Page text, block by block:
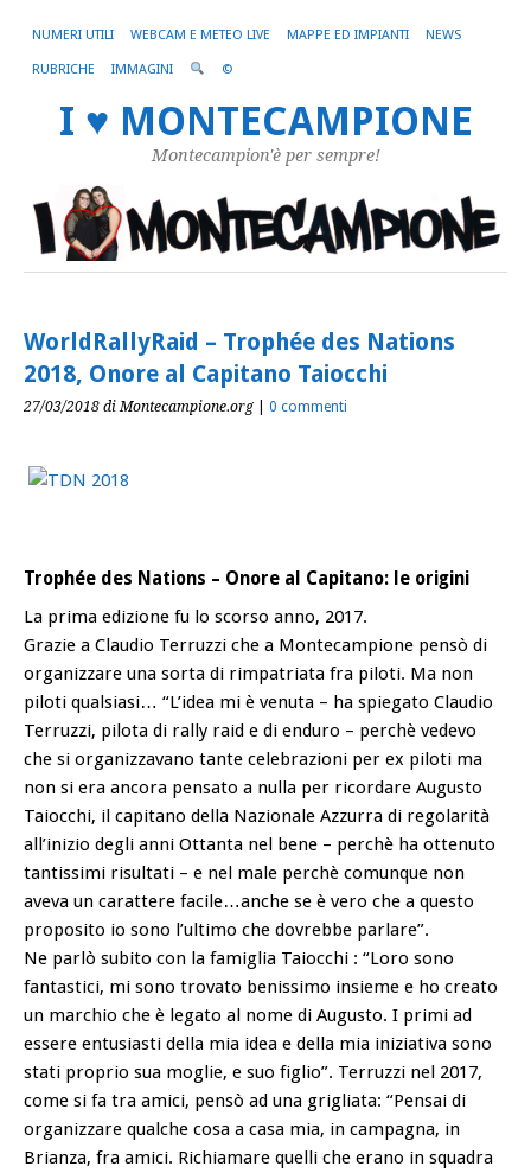
NUMERI UTILI WEBCAM E METEO LIVE MAPPE ED IMPIANTI NEWS
RUBRICHE IMMAGINI ©
I ♥ MONTECAMPIONE
Montecampion'è per sempre!
WorldRallyRaid – Trophée des Nations
2018, Onore al Capitano Taiocchi
27/03/2018 di Montecampione.org| 0 commenti
Trophée des Nations – Onore al Capitano: le origini
La prima edizione fu lo scorso anno, 2017.
Grazie a Claudio Terruzzi che a Montecampione pensò di
organizzare una sorta di rimpatriata fra piloti. Ma non
piloti qualsiasi… “L’idea mi è venuta – ha spiegato Claudio
Terruzzi, pilota di rally raid e di enduro – perchè vedevo
che si organizzavano tante celebrazioni per ex piloti ma
non si era ancora pensato a nulla per ricordare Augusto
Taiocchi, il capitano della Nazionale Azzurra di regolarità
all’inizio degli anni Ottanta nel bene – perchè ha ottenuto
tantissimi risultati – e nel male perchè comunque non
aveva un carattere facile…anche se è vero che a questo
proposito io sono l’ultimo che dovrebbe parlare”.
Ne parlò subito con la famiglia Taiocchi : “Loro sono
fantastici, mi sono trovato benissimo insieme e ho creato
un marchio che è legato al nome di Augusto. I primi ad
essere entusiasti della mia idea e della mia iniziativa sono
stati proprio sua moglie, e suo figlio”. Terruzzi nel 2017,
come si fa tra amici, pensò ad una grigliata: “Pensai di
organizzare qualche cosa a casa mia, in campagna, in
Brianza, fra amici. Richiamare quelli che erano in squadra